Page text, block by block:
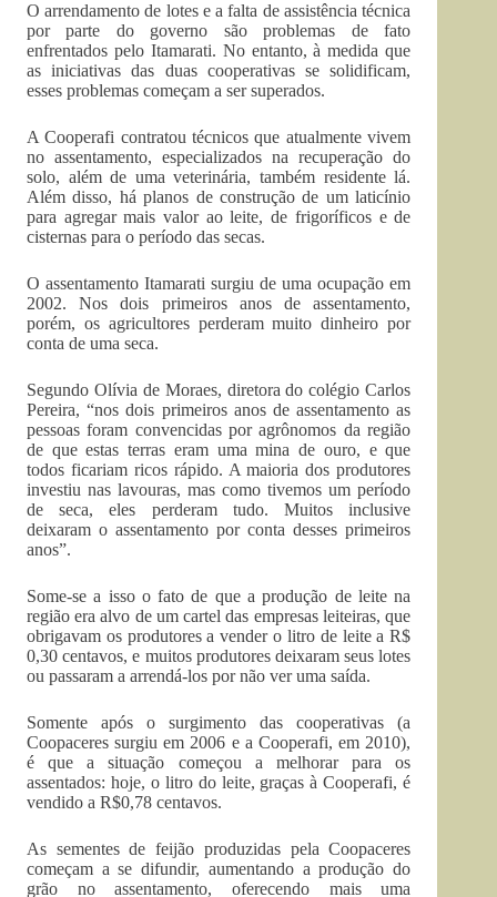
O arrendamento de lotes e a falta de assistência técnica
por parte do governo são problemas de fato
enfrentados pelo Itamarati. No entanto, à medida que
as iniciativas das duas cooperativas se solidificam,
esses problemas começam a ser superados.
A Cooperafi contratou técnicos que atualmente vivem
no assentamento, especializados na recuperação do
solo, além de uma veterinária, também residente lá.
Além disso, há planos de construção de um laticínio
para agregar mais valor ao leite, de frigoríficos e de
cisternas para o período das secas.
O assentamento Itamarati surgiu de uma ocupação em
2002. Nos dois primeiros anos de assentamento,
porém, os agricultores perderam muito dinheiro por
conta de uma seca.
Segundo Olívia de Moraes, diretora do colégio Carlos
Pereira, “nos dois primeiros anos de assentamento as
pessoas foram convencidas por agrônomos da região
de que estas terras eram uma mina de ouro, e que
todos ficariam ricos rápido. A maioria dos produtores
investiu nas lavouras, mas como tivemos um período
de seca, eles perderam tudo. Muitos inclusive
deixaram o assentamento por conta desses primeiros
anos”.
Some-se a isso o fato de que a produção de leite na
região era alvo de um cartel das empresas leiteiras, que
obrigavam os produtores a vender o litro de leite a R$
0,30 centavos, e muitos produtores deixaram seus lotes
ou passaram a arrendá-los por não ver uma saída.
Somente após o surgimento das cooperativas (a
Coopaceres surgiu em 2006 e a Cooperafi, em 2010),
é que a situação começou a melhorar para os
assentados: hoje, o litro do leite, graças à Cooperafi, é
vendido a R$0,78 centavos.
As sementes de feijão produzidas pela Coopaceres
começam a se difundir, aumentando a produção do
grão no assentamento, oferecendo mais uma